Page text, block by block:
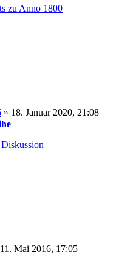
zu Anno 1800
» 18. Januar 2020, 21:08
Mai 2016, 17:05